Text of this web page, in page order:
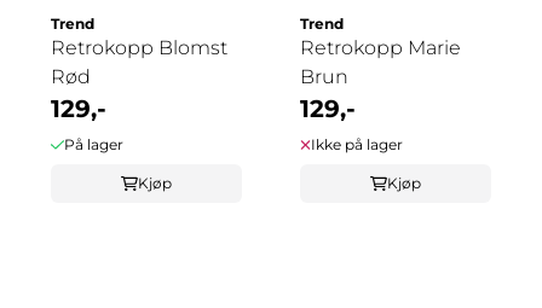
Trend
Retrokopp Blomst
Rød
129,-
På lager
Kjøp
Trend
Retrokopp Marie
Brun
129,-
Ikke på lager
Kjøp